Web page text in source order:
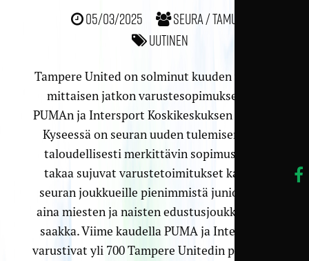
05/03/2025
Seura / TamU
Uutinen
Tampere United on solminut kuuden vuoden
mittaisen jatkon varustesopimukseensa
PUMAn ja Intersport Koskikeskuksen kanssa.
Kyseessä on seuran uuden tulemisen ajan
taloudellisesti merkittävin sopimus, joka
takaa sujuvat varustetoimitukset kaikille
seuran joukkueille pienimmistä junioreista
aina miesten ja naisten edustusjoukkueisiin
saakka. Viime kaudella PUMA ja Intersport
varustivat yli 700 Tampere Unitedin pelaajaa,